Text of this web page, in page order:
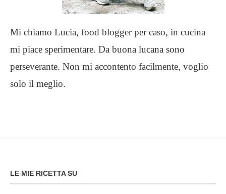
Mi chiamo Lucia, food blogger per caso, in cucina
mi piace sperimentare. Da buona lucana sono
perseverante. Non mi accontento facilmente, voglio
solo il meglio.
LE MIE RICETTA SU